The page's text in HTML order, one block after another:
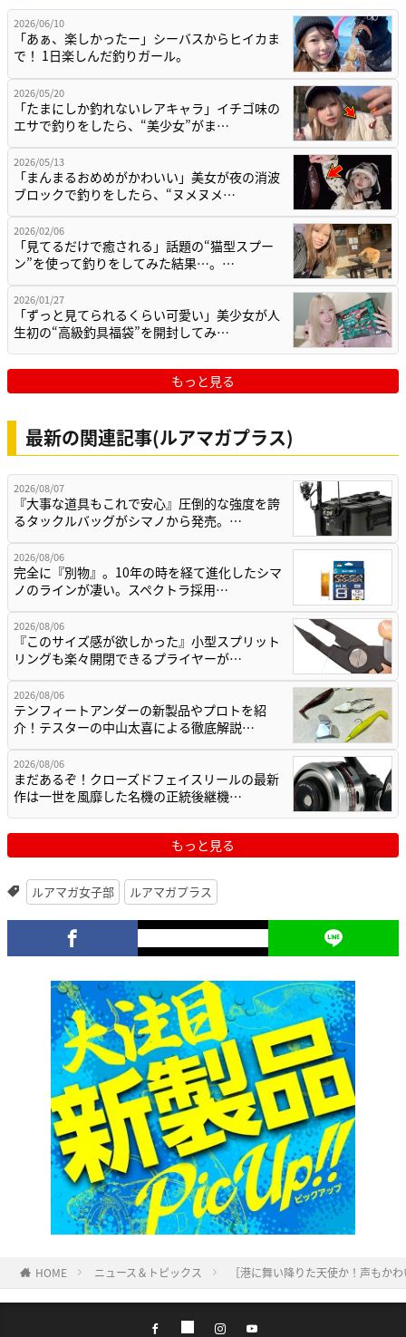
2026/06/10
「あぁ、楽しかったー」シーバスからヒイカま
で！ 1日楽しんだ釣りガール。
2026/05/20
「たまにしか釣れないレアキャラ」イチゴ味の
エサで釣りをしたら、“美少女”がま…
2026/05/13
「まんまるおめめがかわいい」美女が夜の消波
ブロックで釣りをしたら、“ヌメヌメ…
2026/02/06
「見てるだけで癒される」話題の“猫型スプー
ン”を使って釣りをしてみた結果…。…
2026/01/27
「ずっと見てられるくらい可愛い」美少女が人
生初の“高級釣具福袋”を開封してみ…
もっと見る
最新の関連記事(ルアマガプラス)
2026/08/07
『大事な道具もこれで安心』圧倒的な強度を誇
るタックルバッグがシマノから発売。…
2026/08/06
完全に『別物』。10年の時を経て進化したシマ
ノのラインが凄い。スペクトラ採用…
2026/08/06
『このサイズ感が欲しかった』小型スプリット
リングも楽々開閉できるプライヤーが…
2026/08/06
テンフィートアンダーの新製品やプロトを紹
介！テスターの中山太喜による徹底解説…
2026/08/06
まだあるぞ！クローズドフェイスリールの最新
作は一世を風靡した名機の正統後継機…
もっと見る
ルアマガ女子部 ルアマガプラス
HOME ニュース＆トピックス ［港に舞い降りた天使か！声もか